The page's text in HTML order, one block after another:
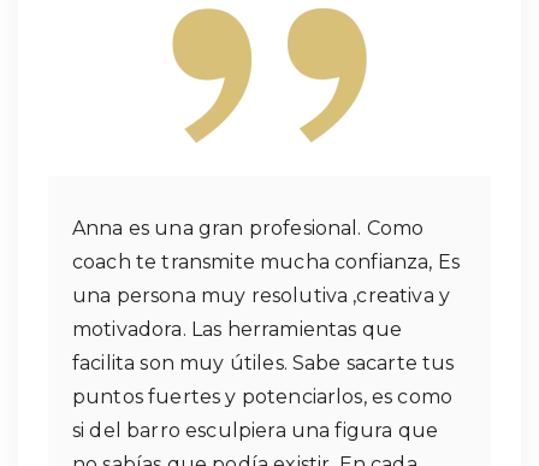
Anna es una gran profesional. Como
coach te transmite mucha confianza, Es
una persona muy resolutiva ,creativa y
motivadora. Las herramientas que
facilita son muy útiles. Sabe sacarte tus
puntos fuertes y potenciarlos, es como
si del barro esculpiera una figura que